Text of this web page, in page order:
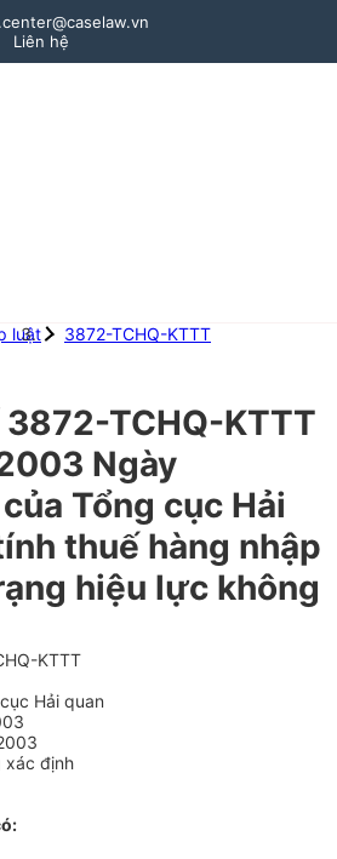
Liên hệ
luật 3872-TCHQ-KTTT
TCHQ-KTTT
Ngày
Tổng cục Hải
thuế hàng nhập
hiệu lực không
KTTT
Hải quan
xác định